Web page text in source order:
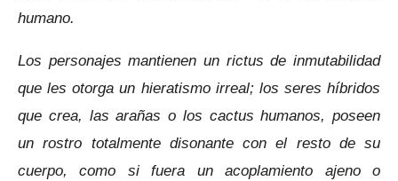
humano.
Los personajes mantienen un rictus de inmutabilidad
que les otorga un hieratismo irreal; los seres híbridos
que crea, las arañas o los cactus humanos, poseen
un rostro totalmente disonante con el resto de su
cuerpo, como si fuera un acoplamiento ajeno o